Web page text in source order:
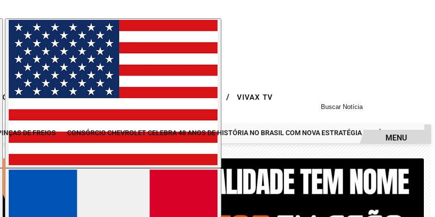
/ COLUNISTAS / MOTOCICLISMO / KART / RALLY / VIVAX TV
DE FREIOS CONSÓRCIO CHEVROLET CELEBRA 48 ANOS DE HISTÓRIA NO BRASIL COM NOVA ESTRATÉGIA DE MÍDIA FEITA PELA
MENU